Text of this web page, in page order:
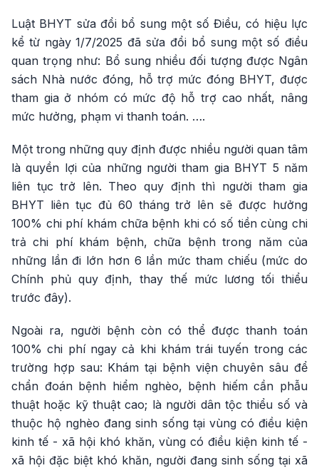
Luật BHYT sửa đổi bổ sung một số Điều, có hiệu lực
kể từ ngày 1/7/2025 đã sửa đổi bổ sung một số điều
quan trọng như: Bổ sung nhiều đối tượng được Ngân
sách Nhà nước đóng, hỗ trợ mức đóng BHYT, được
tham gia ở nhóm có mức độ hỗ trợ cao nhất, nâng
mức hưởng, phạm vi thanh toán. ….
Một trong những quy định được nhiều người quan tâm
là quyền lợi của những người tham gia BHYT 5 năm
liên tục trở lên. Theo quy định thì người tham gia
BHYT liên tục đủ 60 tháng trở lên sẽ được hưởng
100% chi phí khám chữa bệnh khi có số tiền cùng chi
trả chi phí khám bệnh, chữa bệnh trong năm của
những lần đi lớn hơn 6 lần mức tham chiếu (mức do
Chính phủ quy định, thay thế mức lương tối thiểu
trước đây).
Ngoài ra, người bệnh còn có thể được thanh toán
100% chi phí ngay cả khi khám trái tuyến trong các
trường hợp sau: Khám tại bệnh viện chuyên sâu để
chẩn đoán bệnh hiểm nghèo, bệnh hiếm cần phẫu
thuật hoặc kỹ thuật cao; là người dân tộc thiểu số và
thuộc hộ nghèo đang sinh sống tại vùng có điều kiện
kinh tế - xã hội khó khăn, vùng có điều kiện kinh tế -
xã hội đặc biệt khó khăn, người đang sinh sống tại xã